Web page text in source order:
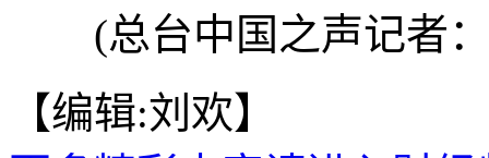
(总台中国之声记者：
【编辑:刘欢】